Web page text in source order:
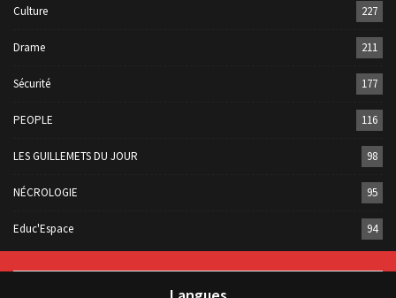
Culture 227
Drame 211
Sécurité 177
PEOPLE 116
LES GUILLEMETS DU JOUR 98
NÉCROLOGIE 95
Educ'Espace 94